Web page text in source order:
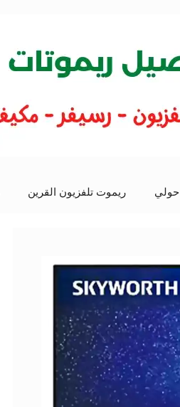
حولي ريموت تلفزيون القرين